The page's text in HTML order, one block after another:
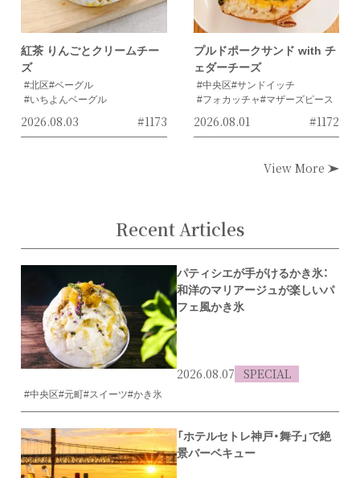
紅茶 りんごとクリームチー
ズ
#北区#ベーグル
#いちよんベーグル
2026.08.03 #1173
プルドポークサンド with チ
ェダーチーズ
#中央区#サンドイッチ
#フォカッチャ#マザーズピース
2026.08.01 #1172
View More
Recent Articles
パティシエが手がけるかき氷：
和洋のマリアージュが楽しいパ
フェ風かき氷
2026.08.07 SPECIAL
#中央区#元町#スイーツ#かき氷
「ホテルセトレ神戸・舞子」で絶
景バーベキュー